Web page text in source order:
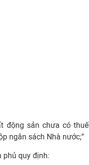
động sản chưa có thuế
ngân sách Nhà nước;”
quy định: